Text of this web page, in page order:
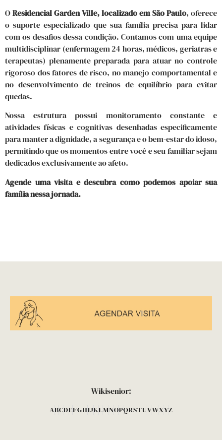
OResidencial Garden Ville, localizado em São Paulo, oferece
o suporte especializado que sua família precisa para lidar
com os desafios dessa condição. Contamos com uma equipe
multidisciplinar (enfermagem 24 horas, médicos, geriatras e
terapeutas) plenamente preparada para atuar no controle
rigoroso dos fatores de risco, no manejo comportamental e
no desenvolvimento de treinos de equilíbrio para evitar
quedas.
Nossa estrutura possui monitoramento constante e
atividades físicas e cognitivas desenhadas especificamente
para manter a dignidade, a segurança e o bem-estar do idoso,
permitindo que os momentos entre você e seu familiar sejam
dedicados exclusivamente ao afeto.
Agende uma visita e descubra como podemos apoiar sua
família nessa jornada.
Wikisenior:
ABCDEFGHIJKLMNOPQRSTUVWXYZ